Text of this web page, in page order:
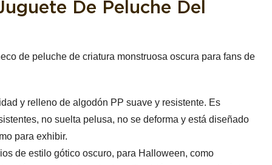
De Peluche Del
de peluche de criatura monstruosa oscura para fans de
y relleno de algodón PP suave y resistente. Es
no suelta pelusa, no se deforma y está diseñado
para exhibir.
de estilo gótico oscuro, para Halloween, como